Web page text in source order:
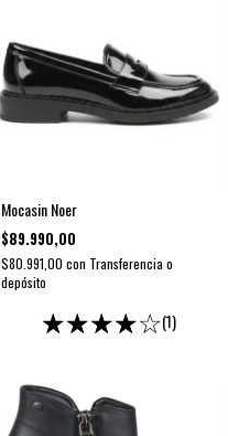
Mocasin Noer
$89.990,00
$80.991,00 con Transferencia o
depósito
(1)